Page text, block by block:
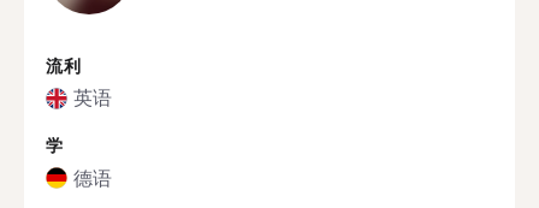
流利
英语
学
德语